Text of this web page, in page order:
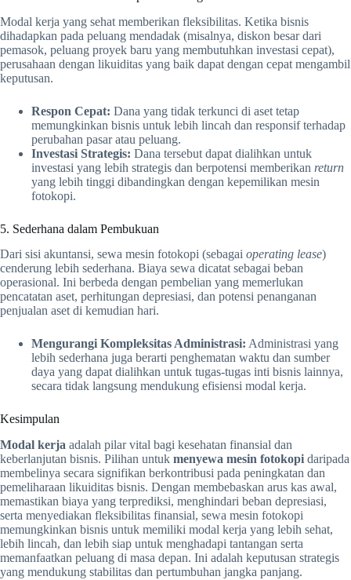
Modal kerja yang sehat memberikan fleksibilitas. Ketika bisnis
dihadapkan pada peluang mendadak (misalnya, diskon besar dari
pemasok, peluang proyek baru yang membutuhkan investasi cepat),
perusahaan dengan likuiditas yang baik dapat dengan cepat mengambil
keputusan.
Respon Cepat: Dana yang tidak terkunci di aset tetap
memungkinkan bisnis untuk lebih lincah dan responsif terhadap
perubahan pasar atau peluang.
Investasi Strategis: Dana tersebut dapat dialihkan untuk
investasi yang lebih strategis dan berpotensi memberikan return
yang lebih tinggi dibandingkan dengan kepemilikan mesin
fotokopi.
5. Sederhana dalam Pembukuan
Dari sisi akuntansi, sewa mesin fotokopi (sebagai operating lease)
cenderung lebih sederhana. Biaya sewa dicatat sebagai beban
operasional. Ini berbeda dengan pembelian yang memerlukan
pencatatan aset, perhitungan depresiasi, dan potensi penanganan
penjualan aset di kemudian hari.
Mengurangi Kompleksitas Administrasi: Administrasi yang
lebih sederhana juga berarti penghematan waktu dan sumber
daya yang dapat dialihkan untuk tugas-tugas inti bisnis lainnya,
secara tidak langsung mendukung efisiensi modal kerja.
Kesimpulan
Modal kerja adalah pilar vital bagi kesehatan finansial dan
keberlanjutan bisnis. Pilihan untuk menyewa mesin fotokopi daripada
membelinya secara signifikan berkontribusi pada peningkatan dan
pemeliharaan likuiditas bisnis. Dengan membebaskan arus kas awal,
memastikan biaya yang terprediksi, menghindari beban depresiasi,
serta menyediakan fleksibilitas finansial, sewa mesin fotokopi
memungkinkan bisnis untuk memiliki modal kerja yang lebih sehat,
lebih lincah, dan lebih siap untuk menghadapi tantangan serta
memanfaatkan peluang di masa depan. Ini adalah keputusan strategis
yang mendukung stabilitas dan pertumbuhan jangka panjang.